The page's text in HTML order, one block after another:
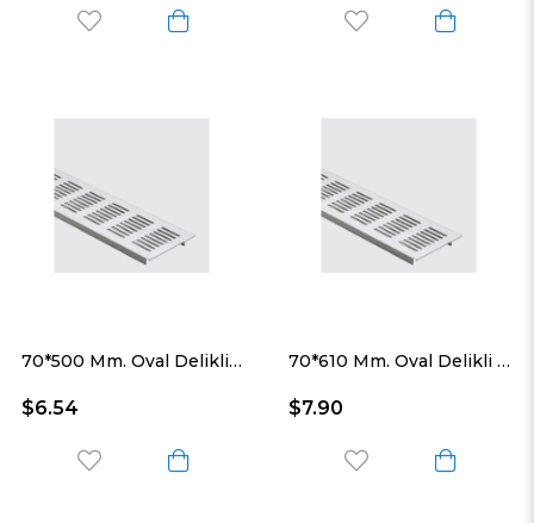
70*500 Mm. Oval Delikli Alüminyum Havalandırma Menfezi
$6.54
70*610 Mm. Oval Delikli Alüminyum Havalandırma Menfezi
$7.90